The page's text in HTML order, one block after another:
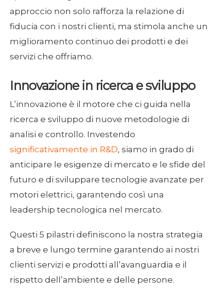
approccio non solo rafforza la relazione di
fiducia con i nostri clienti, ma stimola anche un
miglioramento continuo dei prodotti e dei
servizi che offriamo.
Innovazione in ricerca e sviluppo
L’innovazione è il motore che ci guida nella
ricerca e sviluppo di nuove metodologie di
analisi e controllo. Investendo
significativamente in R&D, siamo in grado di
anticipare le esigenze di mercato e le sfide del
futuro e di sviluppare tecnologie avanzate per
motori elettrici, garantendo così una
leadership tecnologica nel mercato.
Questi 5 pilastri definiscono la nostra strategia
a breve e lungo termine garantendo ai nostri
clienti servizi e prodotti all’avanguardia e il
rispetto dell’ambiente e delle persone.